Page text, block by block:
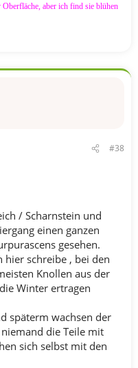
aber ich find sie blühen
#38
/ Scharnstein und
einen ganzen
gesehen.
schreibe , bei den
Knollen aus der
Winter ertragen
späterm wachsen der
die Teile mit
sich selbst mit den